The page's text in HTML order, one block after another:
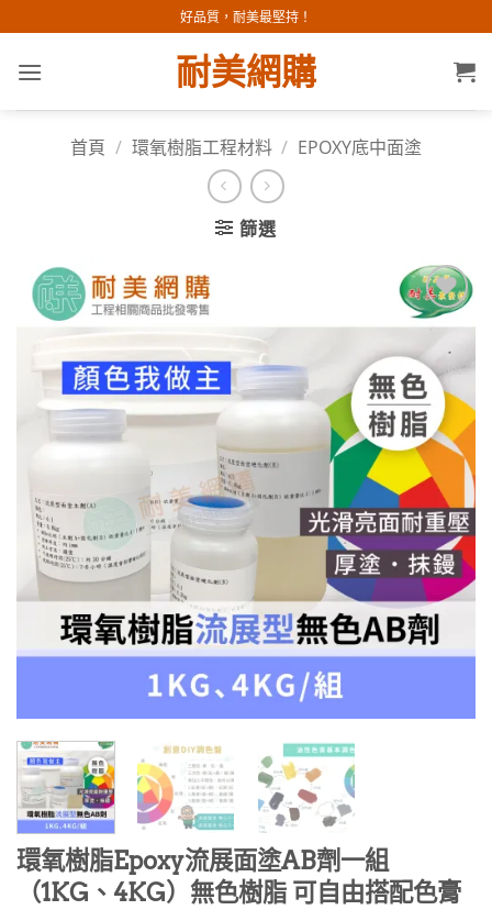
to
content
好品質，耐美最堅持！
耐美網購
首頁 / 環氧樹脂工程材料 / EPOXY底中面塗
篩選
加入
願望
清單
環氧樹脂Epoxy流展面塗AB劑一組
（1KG、4KG）無色樹脂 可自由搭配色膏